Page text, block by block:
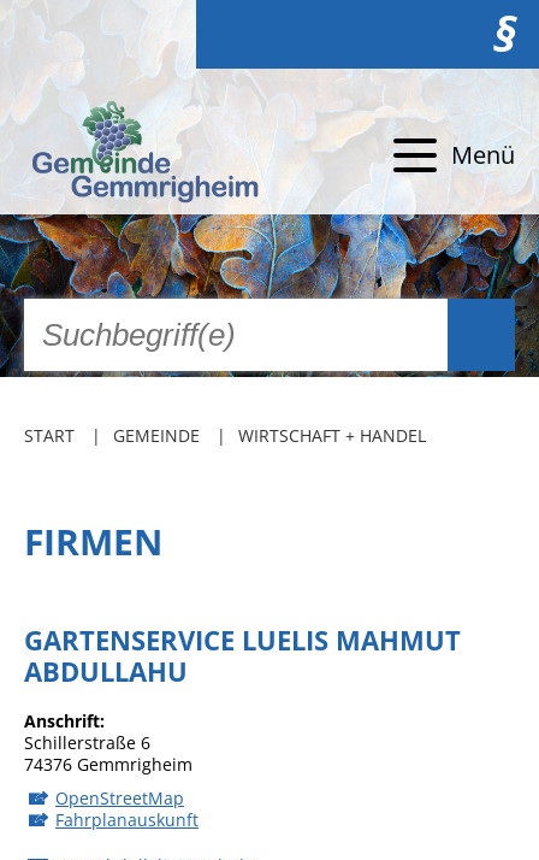
§
Menü
START GEMEINDE WIRTSCHAFT + HANDEL
FIRMEN
GARTENSERVICE LUELIS MAHMUT
ABDULLAHU
Anschrift
Schillerstraße 6
74376 Gemmrigheim
OpenStreetMap
Fahrplanauskunft